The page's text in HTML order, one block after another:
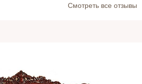
Cмотреть все отзывы